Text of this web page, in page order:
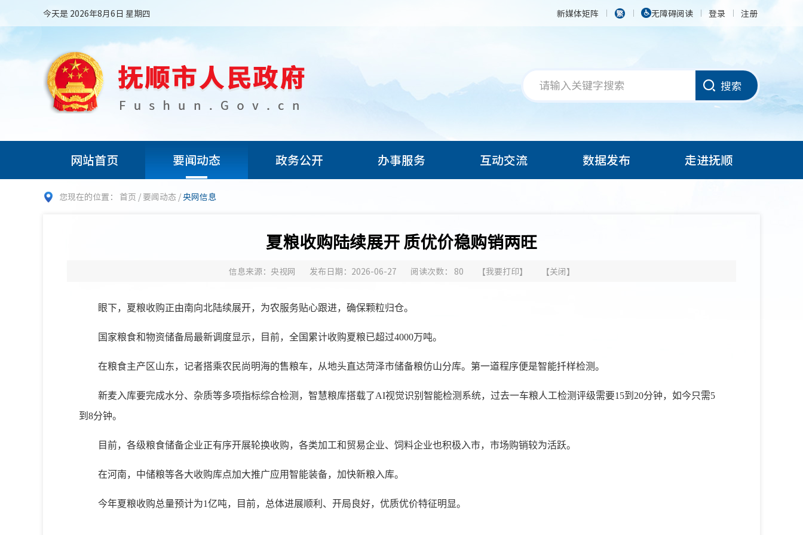
今天是 2026年8月6日 星期四 新媒体矩阵 无障碍阅读 登录 注册
搜索
网站首页 要闻动态 政务公开 办事服务 互动交流 数据发布 走进抚顺
您现在的位置： 首页 / 要闻动态 /央网信息
夏粮收购陆续展开 质优价稳购销两旺
信息来源：央视网 发布日期：2026-06-27 阅读次数： 80 【我要打印】 【关闭】
眼下，夏粮收购正由南向北陆续展开，为农服务贴心跟进，确保颗粒归仓。
国家粮食和物资储备局最新调度显示，目前，全国累计收购夏粮已超过4000万吨。
在粮食主产区山东，记者搭乘农民尚明海的售粮车，从地头直达菏泽市储备粮仿山分库。第一道程序便是智能扦样检测。
新麦入库要完成水分、杂质等多项指标综合检测，智慧粮库搭载了AI视觉识别智能检测系统，过去一车粮人工检测评级需要15到20分钟，如今只需5
到8分钟。
目前，各级粮食储备企业正有序开展轮换收购，各类加工和贸易企业、饲料企业也积极入市，市场购销较为活跃。
在河南，中储粮等各大收购库点加大推广应用智能装备，加快新粮入库。
今年夏粮收购总量预计为1亿吨，目前，总体进展顺利、开局良好，优质优价特征明显。